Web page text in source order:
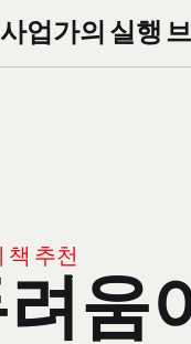
업가의 실행
책 추천
움